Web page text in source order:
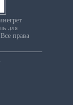
для
права